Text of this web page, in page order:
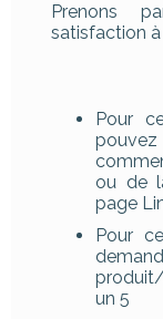
Prenons
satisfaction à
Pour
ou de
page
Pour
produit/
un 5